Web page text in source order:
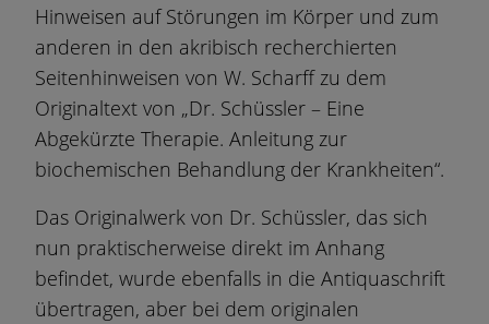
Hinweisen auf Störungen im Körper und zum
anderen in den akribisch recherchierten
Seitenhinweisen von W. Scharff zu dem
Originaltext von „Dr. Schüssler – Eine
Abgekürzte Therapie. Anleitung zur
biochemischen Behandlung der Krankheiten“.
Das Originalwerk von Dr. Schüssler, das sich
nun praktischerweise direkt im Anhang
befindet, wurde ebenfalls in die Antiquaschrift
übertragen, aber bei dem originalen